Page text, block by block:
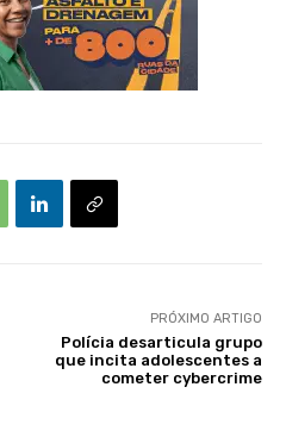
PRÓXIMO ARTIGO
Polícia desarticula grupo
que incita adolescentes a
cometer cybercrime